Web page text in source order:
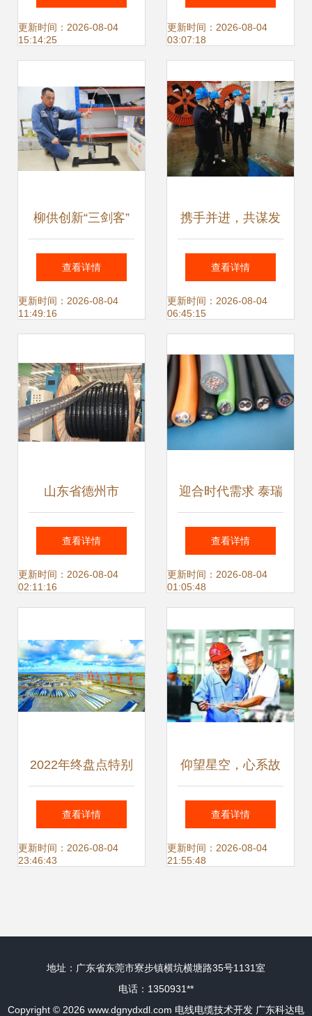
与35kV系统中的关
更新时间：2026-08-04
15:14:25
与电线电缆技术开
更新时间：2026-08-04
03:07:18
柳供创新“三剑客”
电线电缆技术的开
拓与革新
查看详情
更新时间：2026-08-04
11:49:16
携手并进，共谋发
展——济宁经济技
术开发区党工委书
远东参观交流
查看详情
更新时间：2026-08-04
06:45:15
山东省德州市
MKVV10*0.75生产
基地 电线电缆技术
查看详情
更新时间：2026-08-04
02:11:16
迎合时代需求 泰瑞
丰TPE如何为电线
电缆行业注入创新
查看详情
更新时间：2026-08-04
01:05:48
2022年终盘点特别
报道丨盐城 以技术
创新为驱动，加快
查看详情
更新时间：2026-08-04
23:46:43
仰望星空，心系故
土 25位常熟籍两院
院士风采录
查看详情
更新时间：2026-08-04
21:55:48
地址：广东省东莞市寮步镇横坑横塘路35号1131室
电话：1350931**
Copyright © 2026 www.dgnydxdl.com 电线电缆技术开发 广东科达电